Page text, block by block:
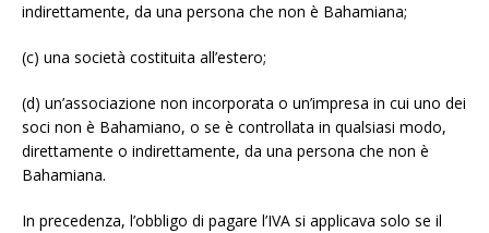
indirettamente, da una persona che non è Bahamiana;
(c) una società costituita all’estero;
(d) un’associazione non incorporata o un’impresa in cui uno dei
soci non è Bahamiano, o se è controllata in qualsiasi modo,
direttamente o indirettamente, da una persona che non è
Bahamiana.
In precedenza, l’obbligo di pagare l’IVA si applicava solo se il